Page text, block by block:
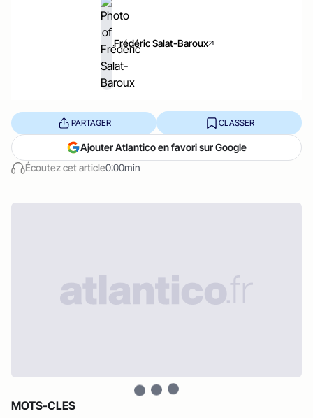
Frédéric Salat-Baroux
Écoutez cet article0:00min
PARTAGER CLASSER
Ajouter Atlantico en favori sur Google
MOTS-CLES